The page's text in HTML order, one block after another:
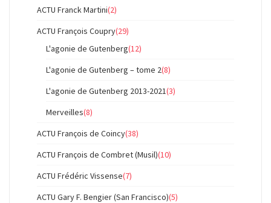
ACTU Franck Martini(2)
ACTU François Coupry(29)
L'agonie de Gutenberg(12)
L'agonie de Gutenberg – tome 2(8)
L'agonie de Gutenberg 2013-2021(3)
Merveilles(8)
ACTU François de Coincy(38)
ACTU François de Combret (Musil)(10)
ACTU Frédéric Vissense(7)
ACTU Gary F. Bengier (San Francisco)(5)